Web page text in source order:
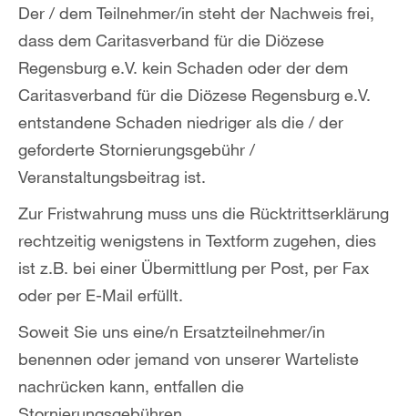
Der / dem Teilnehmer/in steht der Nachweis frei,
dass dem Caritasverband für die Diözese
Regensburg e.V. kein Schaden oder der dem
Caritasverband für die Diözese Regensburg e.V.
entstandene Schaden niedriger als die / der
geforderte Stornierungsgebühr /
Veranstaltungsbeitrag ist.
Zur Fristwahrung muss uns die Rücktrittserklärung
rechtzeitig wenigstens in Textform zugehen, dies
ist z.B. bei einer Übermittlung per Post, per Fax
oder per E-Mail erfüllt.
Soweit Sie uns eine/n Ersatzteilnehmer/in
benennen oder jemand von unserer Warteliste
nachrücken kann, entfallen die